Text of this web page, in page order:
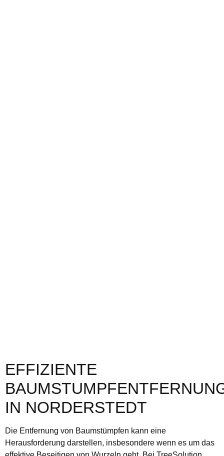
EFFIZIENTE
IN NORDERSTEDT
Die Entfernung von Baumstümpfen kann eine
Herausforderung darstellen, insbesondere wenn es um das